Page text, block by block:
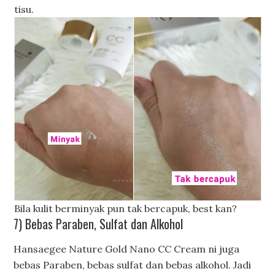
tisu.
Bila kulit berminyak pun tak bercapuk, best kan?
7) Bebas Paraben, Sulfat dan Alkohol
Hansaegee Nature Gold Nano CC Cream ni juga
bebas Paraben, bebas sulfat dan bebas alkohol. Jadi